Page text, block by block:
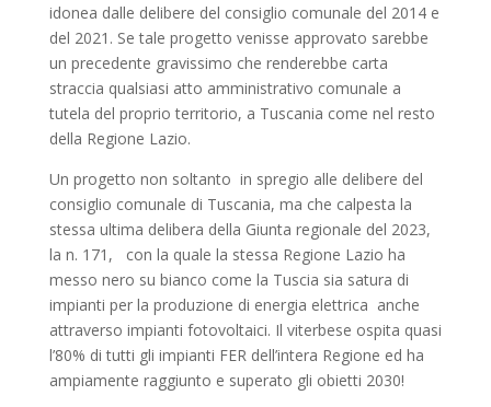
idonea dalle delibere del consiglio comunale del 2014 e
del 2021. Se tale progetto venisse approvato sarebbe
un precedente gravissimo che renderebbe carta
straccia qualsiasi atto amministrativo comunale a
tutela del proprio territorio, a Tuscania come nel resto
della Regione Lazio.
Un progetto non soltanto in spregio alle delibere del
consiglio comunale di Tuscania, ma che calpesta la
stessa ultima delibera della Giunta regionale del 2023,
la n. 171, con la quale la stessa Regione Lazio ha
messo nero su bianco come la Tuscia sia satura di
impianti per la produzione di energia elettrica anche
attraverso impianti fotovoltaici. Il viterbese ospita quasi
l’80% di tutti gli impianti FER dell’intera Regione ed ha
ampiamente raggiunto e superato gli obietti 2030!